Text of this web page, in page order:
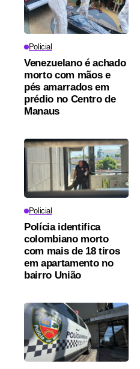
Policial
Venezuelano é achado
morto com mãos e
pés amarrados em
prédio no Centro de
Manaus
Policial
Polícia identifica
colombiano morto
com mais de 18 tiros
em apartamento no
bairro União